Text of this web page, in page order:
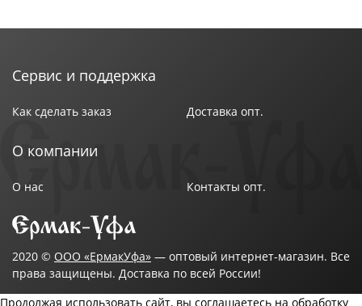
Сервис и поддержка
Как сделать заказ Доставка опт.
О компании
О нас Контакты опт.
2020 © ООО «ЕрмакУфа» — оптовый интернет-магазин. Все
права защищены. Доставка по всей России!
Продолжая использовать сайт, вы соглашаетесь на обработку